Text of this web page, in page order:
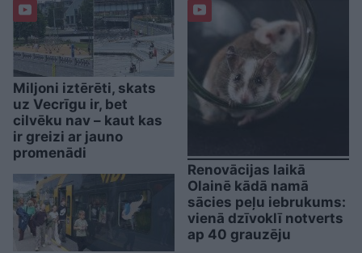
Miljoni iztērēti, skats
uz Vecrīgu ir, bet
cilvēku nav – kaut kas
ir greizi ar jauno
promenādi
Renovācijas laikā
Olainē kādā namā
sācies peļu iebrukums:
vienā dzīvoklī notverts
ap 40 grauzēju